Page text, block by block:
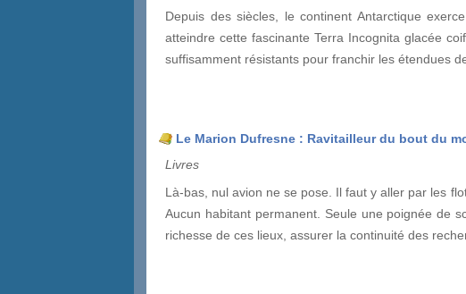
Depuis des siècles, le continent Antarctique
atteindre cette fascinante Terra Incognita glacée
suffisamment résistants pour franchir les étendues
Le Marion Dufresne : Ravitailleur du bout du
Livres
Là-bas, nul avion ne se pose. Il faut y aller par les
Aucun habitant permanent. Seule une poignée de
richesse de ces lieux, assurer la continuité des